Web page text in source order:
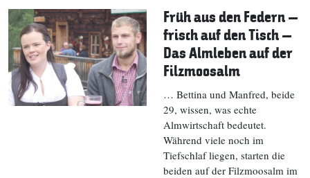
Früh aus den Federn –
frisch auf den Tisch –
Das Almleben auf der
Filzmoosalm
… Bettina und Manfred, beide
29, wissen, was echte
Almwirtschaft bedeutet.
Während viele noch im
Tiefschlaf liegen, starten die
beiden auf der Filzmoosalm im